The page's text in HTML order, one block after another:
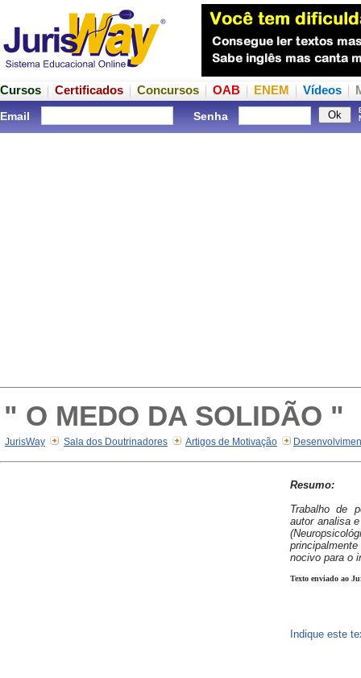
Cursos Certificados Concursos OAB ENEM Vídeos
Email Senha
" O MEDO DA SOLIDÃO "
JurisWay Sala dos Doutrinadores Artigos de Motivação
Resumo:
Trabalho de
autor analisa
nocivo para o
Texto enviado ao
Indique este